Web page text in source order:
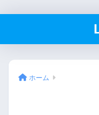
ホーム